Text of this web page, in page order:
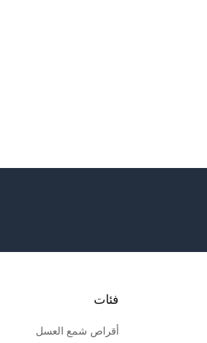
فئات
أقراص شمع العسل